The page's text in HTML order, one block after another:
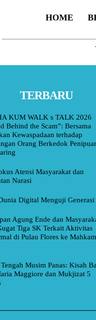
HOME
TERBARU
KUM WALK s TALK 2026
Behind the Scam”: Bersama
Kewaspadaan terhadap
Orang Berkedok
Atensi Masyarakat dan
Narasi
Digital Menguji Generasi
Agung Ende dan
Tiga SK Terkait Aktivitas
di Pulau Flores ke
Musim Panas: Kisah
Maggiore dan Mukjizat 5